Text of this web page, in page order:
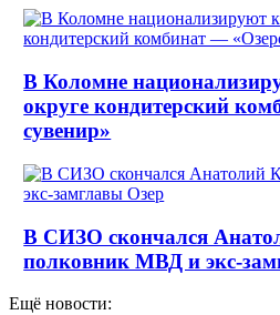
В Коломне
округе кондитерский
сувенир»
В СИЗО скончался
полковник МВД и экс-
Ещё новости: